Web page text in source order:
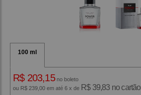
100 ml
R$ 203,15no boleto
ou R$ 239,00 em até 6 x de R$ 39,83 no cartão